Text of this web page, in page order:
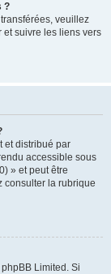
?
veuillez
et suivre les liens vers
et distribué par
accessible sous
» et peut être
consulter la rubrique
Limited. Si